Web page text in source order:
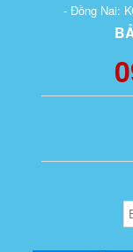
- Đồng Nai: